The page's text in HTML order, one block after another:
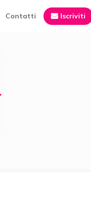
Contatti Iscriviti